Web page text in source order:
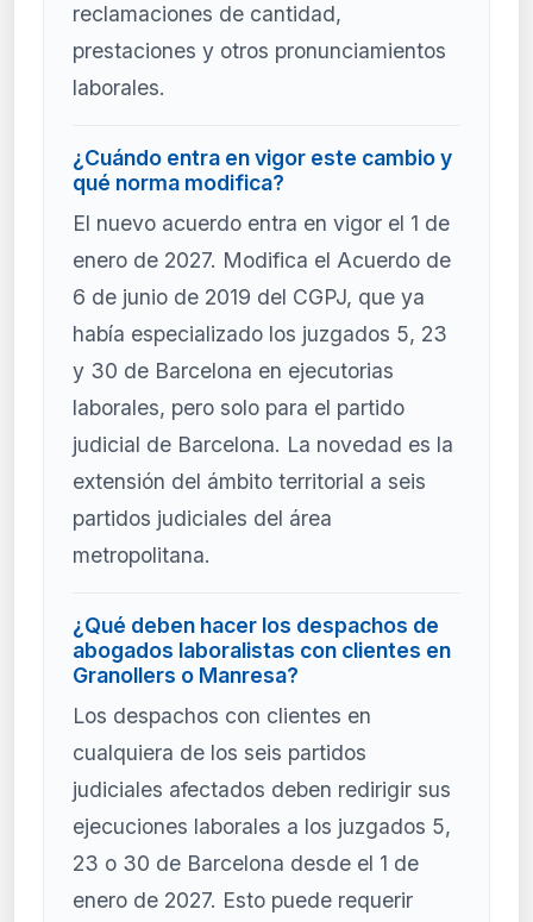
reclamaciones de cantidad,
prestaciones y otros pronunciamientos
laborales.
¿Cuándo entra en vigor este cambio y
qué norma modifica?
El nuevo acuerdo entra en vigor el 1 de
enero de 2027. Modifica el Acuerdo de
6 de junio de 2019 del CGPJ, que ya
había especializado los juzgados 5, 23
y 30 de Barcelona en ejecutorias
laborales, pero solo para el partido
judicial de Barcelona. La novedad es la
extensión del ámbito territorial a seis
partidos judiciales del área
metropolitana.
¿Qué deben hacer los despachos de
abogados laboralistas con clientes en
Granollers o Manresa?
Los despachos con clientes en
cualquiera de los seis partidos
judiciales afectados deben redirigir sus
ejecuciones laborales a los juzgados 5,
23 o 30 de Barcelona desde el 1 de
enero de 2027. Esto puede requerir